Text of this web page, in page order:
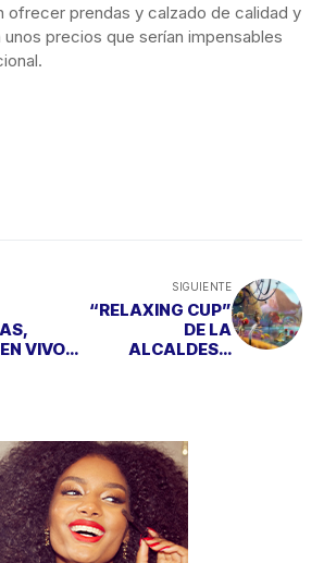
ofrecer prendas y calzado de calidad y
precios que serían impensables
VIVO Y
SIGUIENTE
“RELAXING CUP”
DE LA
ALCALDESA